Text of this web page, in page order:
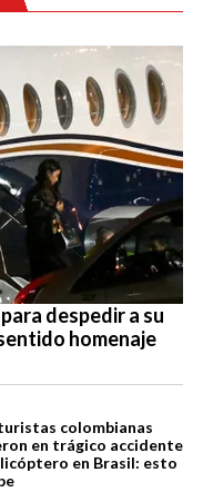
despedir a su
homenaje
colombianas
en trágico accidente
en Brasil: esto